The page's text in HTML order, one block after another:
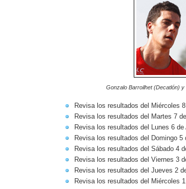
Gonzalo Barroilhet (Decatlón)
Revisa los resultados del Miércoles
Revisa los resultados del Martes 7
Revisa los resultados del Lunes 6 de
Revisa los resultados del Domingo 5
Revisa los resultados del Sábado 4
Revisa los resultados del Viernes 3
Revisa los resultados del Jueves 2
Revisa los resultados del Miércoles